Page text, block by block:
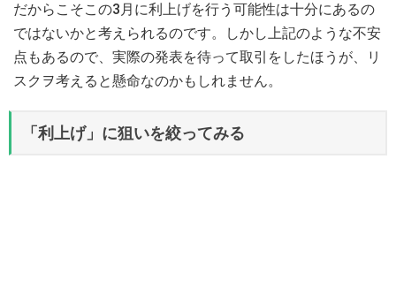
だからこそこの3月に利上げを行う可能性は十分にあるの
ではないかと考えられるのです。しかし上記のような不安
点もあるので、実際の発表を待って取引をしたほうが、リ
スクヲ考えると懸命なのかもしれません。
「利上げ」に狙いを絞ってみる